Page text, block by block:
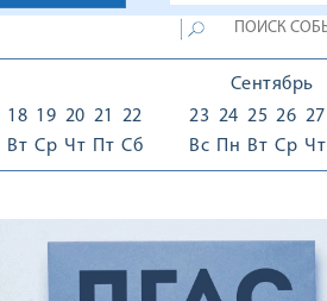
18
Вт
19
Ср
20
Чт
21
Пт
22
Сб
Сентябрь
23
Вс
24
Пн
25
Вт
26
Ср
27
Чт